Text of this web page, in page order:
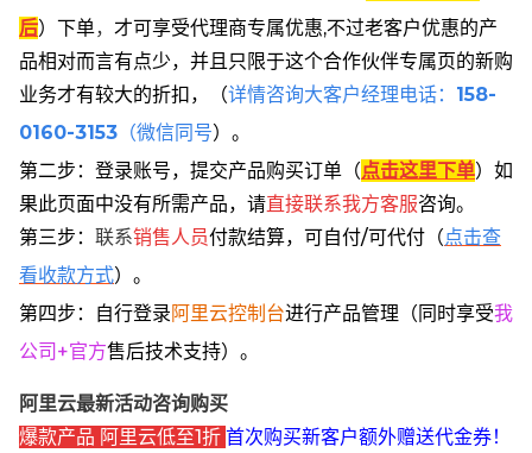
后） 下单， 才可享受代理商专属优惠,不过老客户优惠的产
品相对而言有点少，并且只限于这个合作伙伴专属页的新购
业务才有较大的折扣，
（详情咨询大客户经理电话： 158-
0160-3153 （微信同号）。
第二步：登录账号，提交产品购买订单（点击这里下单） 如
果此页面中没有所需产品，请直接联系我方客服咨询。
第三步： 联系销售人员付款结算，可自付/可代付（点击查
看收款方式）。
第四步：自行登录阿里云控制台进行产品管理（同时享受我
公司+官方售后技术支持）。
阿里云最新活动咨询购买
爆款产品 阿里云低至1折 首次购买新客户额外赠送代金券！